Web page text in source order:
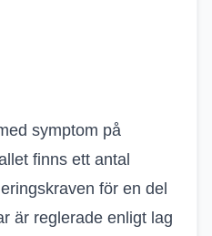
symptom på
finns ett antal
för en del
är reglerade enligt lag